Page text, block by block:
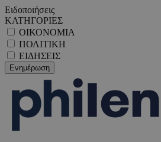
Ειδοποιήσεις
ΚΑΤΗΓΟΡΙΕΣ
ΟΙΚΟΝΟΜΙΑ
ΠΟΛΙΤΙΚΗ
ΕΙΔΗΣΕΙΣ